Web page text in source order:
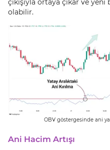
çıkışıyla ortaya çıkar ve
olabilir.
OBV göstergesinde ani
Ani Hacim Artışı